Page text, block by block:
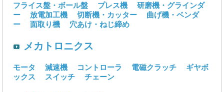
フライス盤・ボール盤 プレス機
研磨機・グラインダ
ー
放電加工機 切断機・カッター
曲げ機・ベンダ
ー
面取り機 穴あけ・ねじ締め
メカトロニクス
モータ 減速機 コントローラ 電磁クラッチ
ギヤボ
ックス
スイッチ チェーン